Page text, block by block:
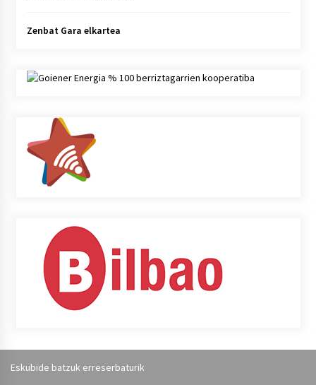
Zenbat Gara elkartea
Eskubide batzuk erreserbaturik